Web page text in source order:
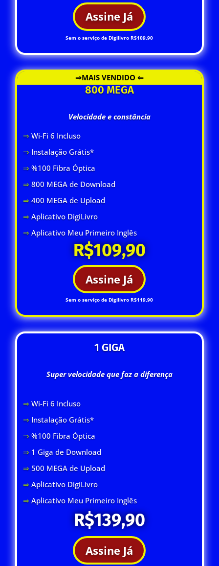
Assine Já
Sem o serviço de Digilivro R$109,90
⇒MAIS VENDIDO ⇐
800 MEGA
Velocidade e constância
⇒ Wi-Fi 6 Incluso
⇒ Instalação Grátis*
⇒ %100 Fibra Óptica
⇒ 800 MEGA de Download
⇒400 MEGA de Upload
⇒Aplicativo DigiLivro
⇒Aplicativo Meu Primeiro Inglês
R$109,90
Assine Já
Sem o serviço de Digilivro R$119,90
1 GIGA
Super velocidade que faz a diferença
⇒ Wi-Fi 6 Incluso
⇒ Instalação Grátis*
⇒ %100 Fibra Óptica
⇒ 1 Giga de Download
⇒ 500 MEGA de Upload
⇒Aplicativo DigiLivro
⇒Aplicativo Meu Primeiro Inglês
R$139,90
Assine Já